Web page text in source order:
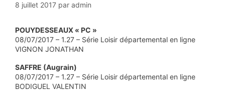
8 juillet 2017 par admin
POUYDESSEAUX « PC »
08/07/2017 – 1.27 – Série Loisir départemental en ligne
VIGNON JONATHAN
SAFFRE (Augrain)
08/07/2017 – 1.27 – Série Loisir départemental en ligne
BODIGUEL VALENTIN